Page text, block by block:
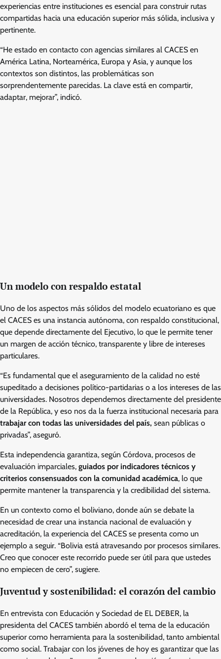
experiencias entre instituciones es esencial para construir rutas
compartidas hacia una educación superior más sólida, inclusiva y
pertinente.
“He estado en contacto con agencias similares al CACES en
América Latina, Norteamérica, Europa y Asia, y aunque los
contextos son distintos, las problemáticas son
sorprendentemente parecidas. La clave está en compartir,
adaptar, mejorar”, indicó.
Un modelo con respaldo estatal
Uno de los aspectos más sólidos del modelo ecuatoriano es que
el CACES es una instancia autónoma, con respaldo constitucional,
que depende directamente del Ejecutivo, lo que le permite tener
un margen de acción técnico, transparente y libre de intereses
particulares.
“Es fundamental que el aseguramiento de la calidad no esté
supeditado a decisiones político-partidarias o a los intereses de las
universidades. Nosotros dependemos directamente del presidente
de la República, y eso nos da la fuerza institucional necesaria para
trabajar con todas las universidades del país, sean públicas o
privadas”, aseguró.
Esta independencia garantiza, según Córdova, procesos de
evaluación imparciales, guiados por indicadores técnicos y
criterios consensuados con la comunidad académica, lo que
permite mantener la transparencia y la credibilidad del sistema.
En un contexto como el boliviano, donde aún se debate la
necesidad de crear una instancia nacional de evaluación y
acreditación, la experiencia del CACES se presenta como un
ejemplo a seguir. “Bolivia está atravesando por procesos similares.
Creo que conocer este recorrido puede ser útil para que ustedes
no empiecen de cero”, sugiere.
Juventud y sostenibilidad: el corazón del cambio
En entrevista con Educación y Sociedad de EL DEBER, la
presidenta del CACES también abordó el tema de la educación
superior como herramienta para la sostenibilidad, tanto ambiental
como social. Trabajar con los jóvenes de hoy es garantizar que las